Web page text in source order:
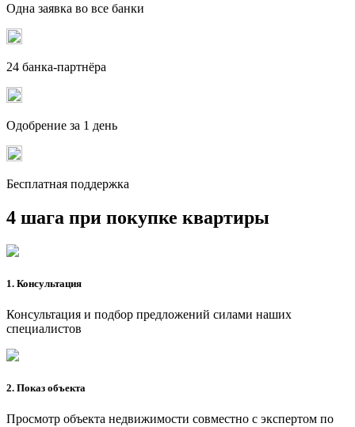
Одна заявка во все банки
24 банка-партнёра
Одобрение за 1 день
Бесплатная поддержка
4 шага при покупке квартиры
1. Консультация
Консультация и подбор предложений силами наших
специалистов
2. Показ объекта
Просмотр объекта недвижимости совместно с экспертом по